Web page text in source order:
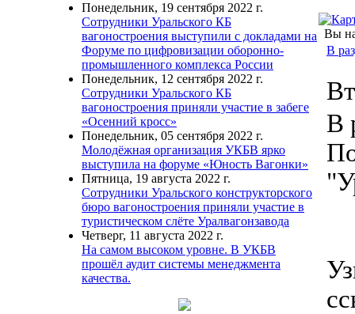
Понедельник, 19 сентября 2022 г.
Сотрудники Уральского КБ
вагоностроения выступили с докладами на
Форуме по цифровизации оборонно-
промышленного комплекса России
Понедельник, 12 сентября 2022 г.
Сотрудники Уральского КБ
вагоностроения приняли участие в забеге
«Осенний кросс»
Понедельник, 05 сентября 2022 г.
Молодёжная организация УКБВ ярко
выступила на форуме «Юность Вагонки»
Пятница, 19 августа 2022 г.
Сотрудники Уральского конструкторского
бюро вагоностроения приняли участие в
туристическом слёте Уралвагонзавода
Четверг, 11 августа 2022 г.
На самом высоком уровне. В УКБВ
прошёл аудит системы менеджмента
качества.
Вы
В
В